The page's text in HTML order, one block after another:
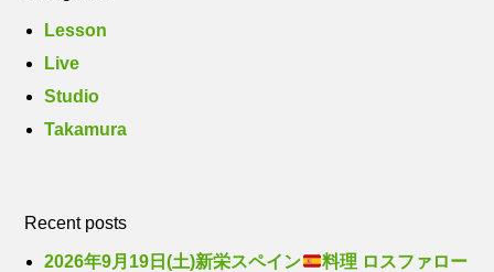
Lesson
Live
Studio
Takamura
Recent posts
2026年9月19日(土)新栄スペイン
料理 ロスファロー